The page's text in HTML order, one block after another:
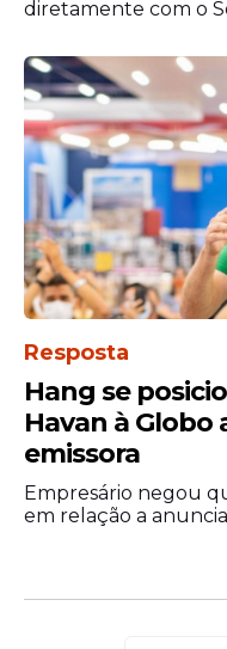
diretamente com o
Resposta
Hang se
Havan à Globo
emissora
Empresário negou
em relação a